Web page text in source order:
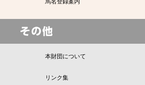
馬名登録案内
本財団について
リンク集